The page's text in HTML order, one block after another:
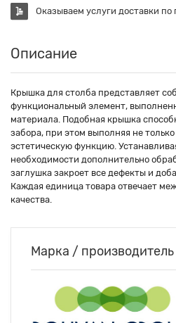
Оказываем услуги доставки по
Описание
Крышка для столба представляет
функциональный элемент,
материала. Подобная крышка
забора, при этом выполняя не
эстетическую функцию.
необходимости дополнительно
заглушка закроет все дефекты и
Каждая единица товара отвечает
качества.
Марка / производитель